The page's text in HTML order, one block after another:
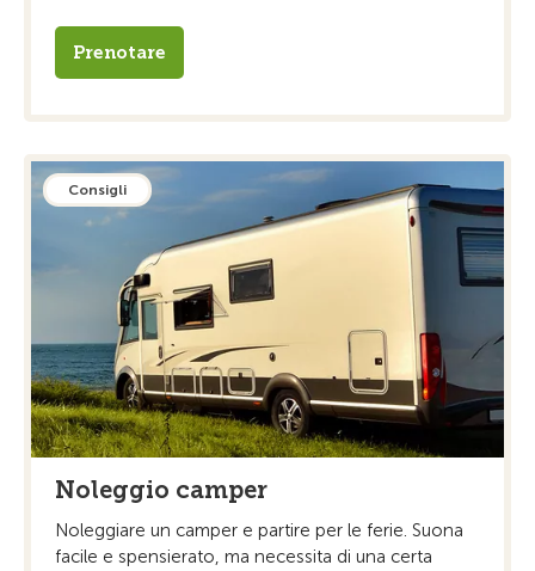
Prenotare
Consigli
Noleggio camper
Noleggiare un camper e partire per le ferie. Suona
facile e spensierato, ma necessita di una certa